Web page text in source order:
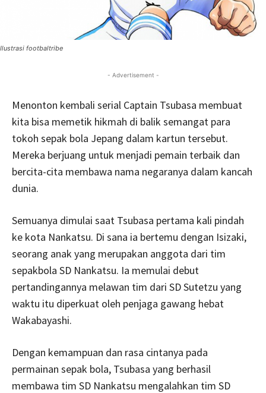
Ilustrasi footbaltribe
- Advertisement -
Menonton kembali serial Captain Tsubasa membuat
kita bisa memetik hikmah di balik semangat para
tokoh sepak bola Jepang dalam kartun tersebut.
Mereka berjuang untuk menjadi pemain terbaik dan
bercita-cita membawa nama negaranya dalam kancah
dunia.
Semuanya dimulai saat Tsubasa pertama kali pindah
ke kota Nankatsu. Di sana ia bertemu dengan Isizaki,
seorang anak yang merupakan anggota dari tim
sepakbola SD Nankatsu. Ia memulai debut
pertandingannya melawan tim dari SD Sutetzu yang
waktu itu diperkuat oleh penjaga gawang hebat
Wakabayashi.
Dengan kemampuan dan rasa cintanya pada
permainan sepak bola, Tsubasa yang berhasil
membawa tim SD Nankatsu mengalahkan tim SD